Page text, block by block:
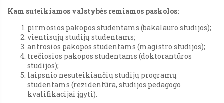
Kam suteikiamos valstybės remiamos paskolos:
pirmosios pakopos studentams (bakalauro studijos);
vientisųjų studijų studentams;
antrosios pakopos studentams (magistro studijos);
trečiosios pakopos studentams (doktorantūros
studijos);
laipsnio nesuteikiančių studijų programų
studentams (rezidentūra, studijos pedagogo
kvalifikacijai įgyti).